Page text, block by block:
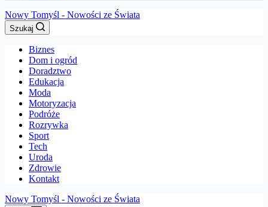
Nowy Tomyśl - Nowości ze Świata
Szukaj
Biznes
Dom i ogród
Doradztwo
Edukacja
Moda
Motoryzacja
Podróże
Rozrywka
Sport
Tech
Uroda
Zdrowie
Kontakt
Nowy Tomyśl - Nowości ze Świata